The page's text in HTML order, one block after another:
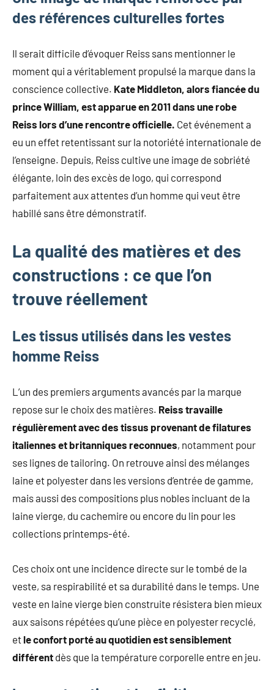
des références culturelles fortes
Il serait difficile d’évoquer Reiss sans mentionner le
moment qui a véritablement propulsé la marque dans la
conscience collective. Kate Middleton, alors fiancée du
prince William, est apparue en 2011 dans une robe
Reiss lors d’une rencontre officielle. Cet événement a
eu un effet retentissant sur la notoriété internationale de
l’enseigne. Depuis, Reiss cultive une image de sobriété
élégante, loin des excès de logo, qui correspond
parfaitement aux attentes d’un homme qui veut être
habillé sans être démonstratif.
La qualité des matières et des
constructions : ce que l’on
trouve réellement
Les tissus utilisés dans les vestes
homme Reiss
L’un des premiers arguments avancés par la marque
repose sur le choix des matières. Reiss travaille
régulièrement avec des tissus provenant de filatures
italiennes et britanniques reconnues, notamment pour
ses lignes de tailoring. On retrouve ainsi des mélanges
laine et polyester dans les versions d’entrée de gamme,
mais aussi des compositions plus nobles incluant de la
laine vierge, du cachemire ou encore du lin pour les
collections printemps-été.
Ces choix ont une incidence directe sur le tombé de la
veste, sa respirabilité et sa durabilité dans le temps. Une
veste en laine vierge bien construite résistera bien mieux
aux saisons répétées qu’une pièce en polyester recyclé,
etle confort porté au quotidien est sensiblement
différent dès que la température corporelle entre en jeu.